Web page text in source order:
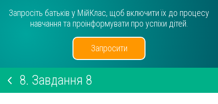
Запросіть батьків у МійКлас, щоб включити їх до процесу
навчання та проінформувати про успіхи дітей.
Запросити
8. Завдання 8